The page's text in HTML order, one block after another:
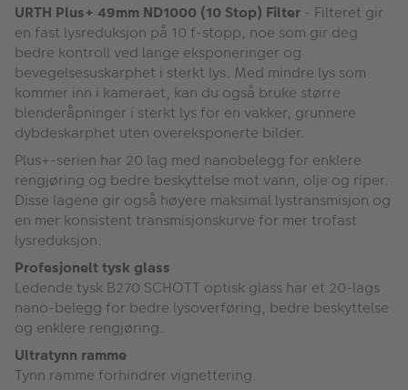
URTH Plus+ 49mm ND1000 (10 Stop) Filter - Filteret gir
en fast lysreduksjon på 10 f-stopp, noe som gir deg
bedre kontroll ved lange eksponeringer og
bevegelsesuskarphet i sterkt lys. Med mindre lys som
kommer inn i kameraet, kan du også bruke større
blenderåpninger i sterkt lys for en vakker, grunnere
dybdeskarphet uten overeksponerte bilder.
Plus+-serien har 20 lag med nanobelegg for enklere
rengjøring og bedre beskyttelse mot vann, olje og riper.
Disse lagene gir også høyere maksimal lystransmisjon og
en mer konsistent transmisjonskurve for mer trofast
lysreduksjon.
Profesjonelt tysk glass
Ledende tysk B270 SCHOTT optisk glass har et 20-lags
nano-belegg for bedre lysoverføring, bedre beskyttelse
og enklere rengjøring.
Ultratynn ramme
Tynn ramme forhindrer vignettering.